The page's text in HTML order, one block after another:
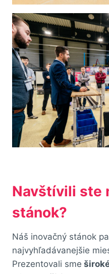
Navštívili ste
stánok?
Náš inovačný stánok
najvyhľadávanejšie
Prezentovali sme